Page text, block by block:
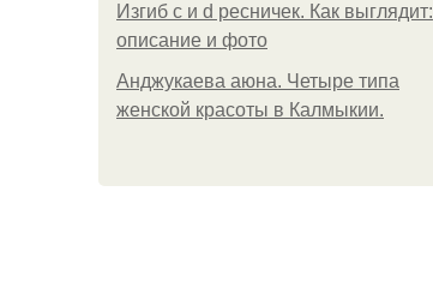
Изгиб c и d ресничек. Как выглядит:
описание и фото
Анджукаева аюна. Четыре типа
женской красоты в Калмыкии.